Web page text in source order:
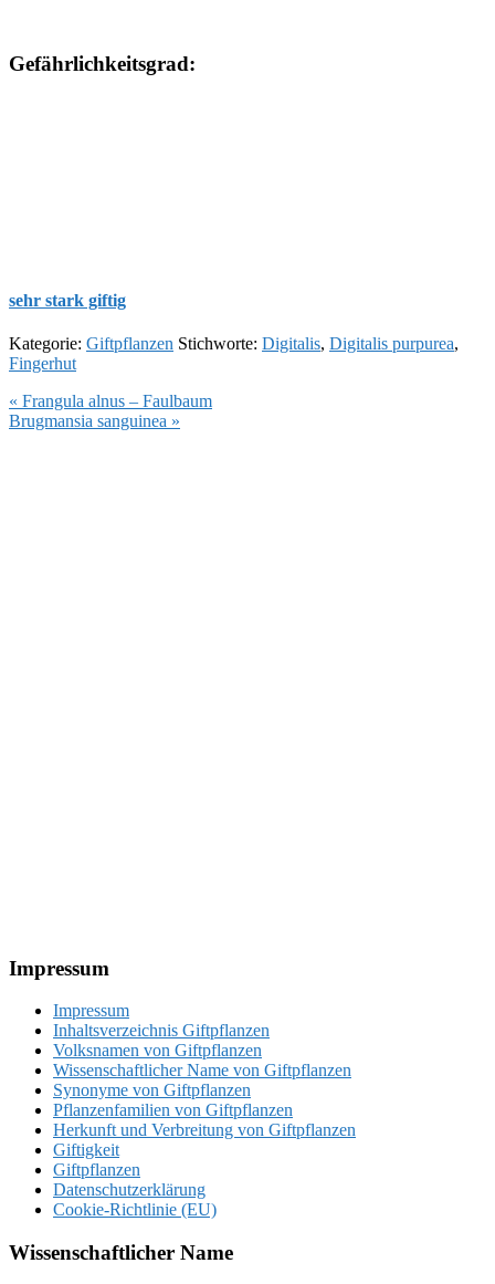
Gefährlichkeitsgrad:
sehr stark giftig
Kategorie: Giftpflanzen Stichworte: Digitalis, Digitalis purpurea,
Fingerhut
Vorheriger
Beitrag:
« Frangula alnus – Faulbaum
Nächster
Brugmansia sanguinea »
Footer
Impressum
Impressum
Inhaltsverzeichnis Giftpflanzen
Volksnamen von Giftpflanzen
Wissenschaftlicher Name von Giftpflanzen
Synonyme von Giftpflanzen
Pflanzenfamilien von Giftpflanzen
Herkunft und Verbreitung von Giftpflanzen
Giftigkeit
Giftpflanzen
Datenschutzerklärung
Cookie-Richtlinie (EU)
Wissenschaftlicher Name